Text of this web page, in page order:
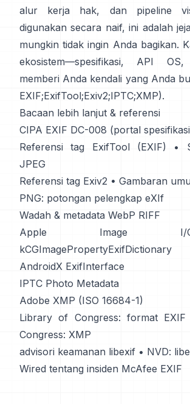
alur kerja hak, dan pipeline
digunakan secara naif, ini adalah
mungkin tidak ingin Anda bagikan.
ekosistem—spesifikasi, API
memberi Anda kendali yang Anda
EXIF;ExifTool;Exiv2;IPTC;XMP).
Bacaan lebih lanjut & referensi
CIPA EXIF DC-008 (portal
Referensi tag ExifTool (EXIF) •
JPEG
Referensi tag Exiv2 • Gambaran
PNG: potongan pelengkap eXIf
Wadah & metadata WebP RIFF
Apple Image I/
kCGImagePropertyExifDictionary
AndroidX ExifInterface
IPTC Photo Metadata
Adobe XMP (ISO 16684-1)
Library of Congress: format EXIF
Congress: XMP
advisori keamanan libexif • NVD:
Wired tentang insiden McAfee EXIF